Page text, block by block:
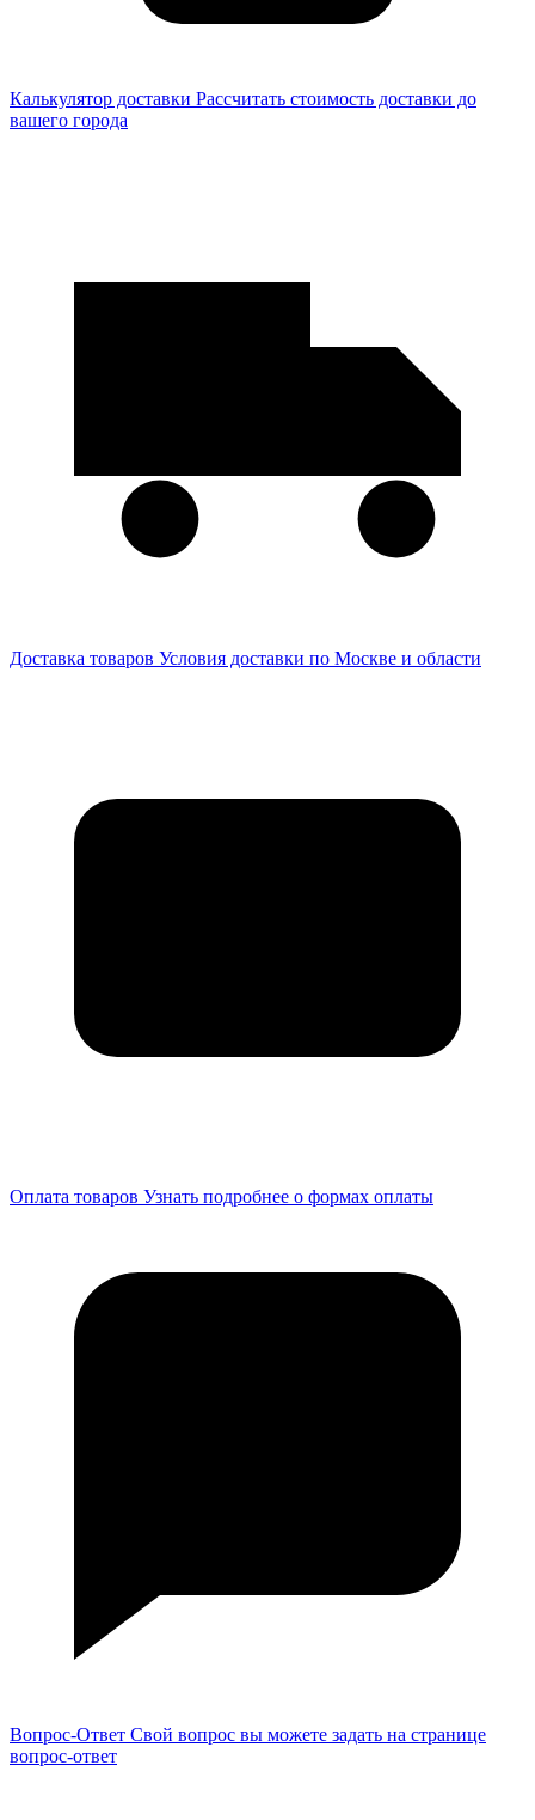
Калькулятор доставки Рассчитать стоимость доставки до
вашего города
Доставка товаров Условия доставки по Москве и области
Оплата товаров Узнать подробнее о формах оплаты
Вопрос-Ответ Свой вопрос вы можете задать на странице
вопрос-ответ